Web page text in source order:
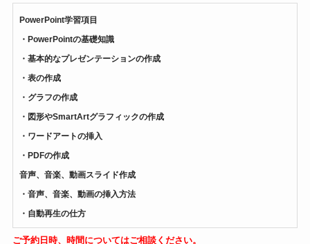
PowerPoint学習項目
・PowerPointの基礎知識
・基本的なプレゼンテーションの作成
・表の作成
・グラフの作成
・図形やSmartArtグラフィックの作成
・ワードアートの挿入
・PDFの作成
音声、音楽、動画スライド作成
・音声、音楽、動画の挿入方法
・自動再生の仕方
ご予約日時、時間についてはご相談ください。